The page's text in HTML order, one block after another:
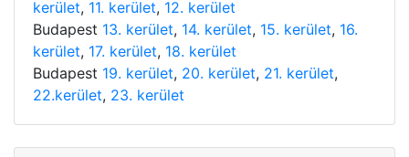
kerület, 11. kerület, 12. kerület
Budapest 13. kerület, 14. kerület, 15. kerület, 16.
kerület, 17. kerület, 18. kerület
Budapest 19. kerület, 20. kerület, 21. kerület,
22.kerület, 23. kerület